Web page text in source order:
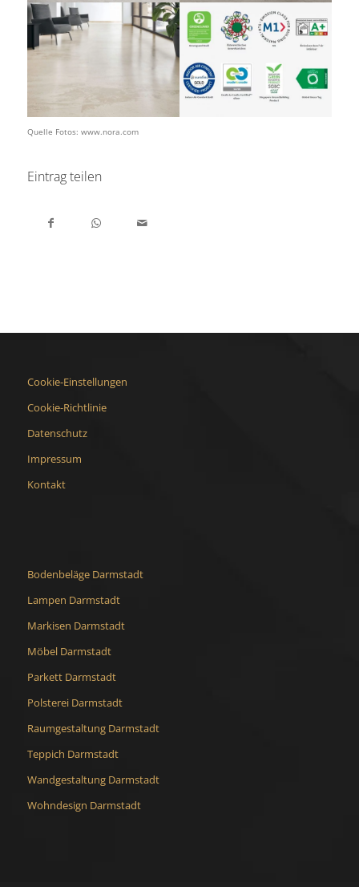
Quelle Fotos: www.nora.com
Eintrag teilen
Cookie-Einstellungen
Cookie-Richtlinie
Datenschutz
Impressum
Kontakt
Bodenbeläge Darmstadt
Lampen Darmstadt
Markisen Darmstadt
Möbel Darmstadt
Parkett Darmstadt
Polsterei Darmstadt
Raumgestaltung Darmstadt
Teppich Darmstadt
Wandgestaltung Darmstadt
Wohndesign Darmstadt